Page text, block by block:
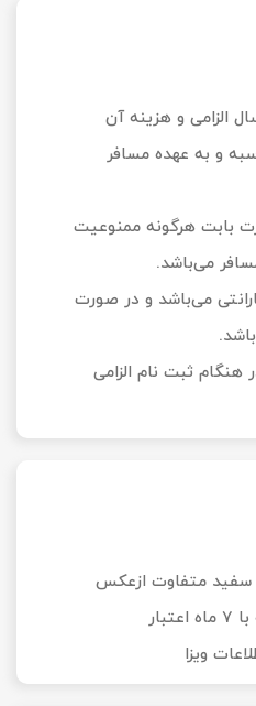
مسافران بالای 60 سال الزامی و هزینه آن
و به عهده مسافر
بابت هرگونه ممنوعیت
می‌باشد.
می‌باشد و در صورت
تور در هنگام ثبت نام الزامی
متفاوت ازعکس
ویزا